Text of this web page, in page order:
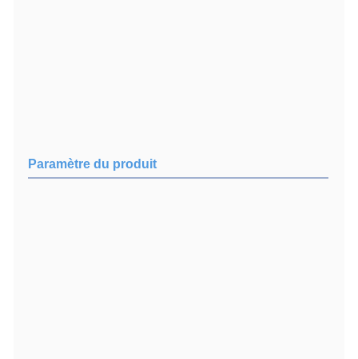
Paramètre du produit